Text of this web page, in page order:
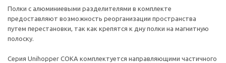
Полки с алюминиевыми разделителями в комплекте
предоставляют возможность реорганизации пространства
путем перестановки, так как крепятся к дну полки на магнитную
полоску.
Серия Unihopper COKA комплектуется направляющими частичного